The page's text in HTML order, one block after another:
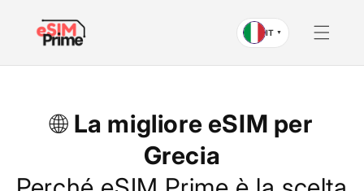
contenuto
IT ▼
🌐 La migliore eSIM per
Grecia